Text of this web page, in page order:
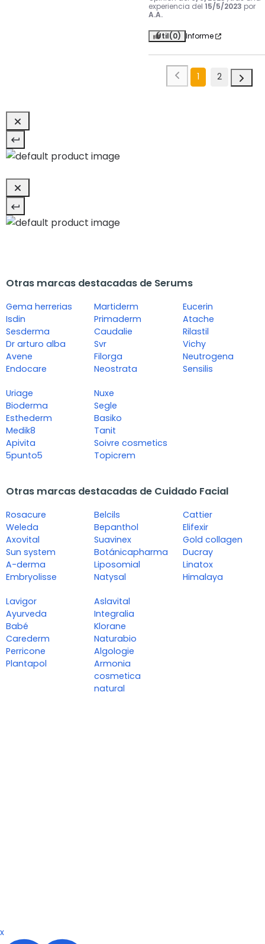
experiencia del 15/5/2023 por
A.A.
Útil(0) Informe
1 2
Otras marcas destacadas de Serums
Gema herrerias
Isdin
Sesderma
Dr arturo alba
Avene
Endocare
Martiderm
Primaderm
Caudalie
Svr
Filorga
Neostrata
Eucerin
Atache
Rilastil
Vichy
Neutrogena
Sensilis
Uriage
Bioderma
Esthederm
Medik8
Apivita
5punto5
Nuxe
Segle
Basiko
Tanit
Soivre cosmetics
Topicrem
Otras marcas destacadas de Cuidado Facial
Rosacure
Weleda
Axovital
Sun system
A-derma
Embryolisse
Belcils
Bepanthol
Suavinex
Botánicapharma
Liposomial
Natysal
Cattier
Elifexir
Gold collagen
Ducray
Linatox
Himalaya
Lavigor
Ayurveda
Babé
Carederm
Perricone
Plantapol
Aslavital
Integralia
Klorane
Naturabio
Algologie
Armonia
cosmetica
natural
x